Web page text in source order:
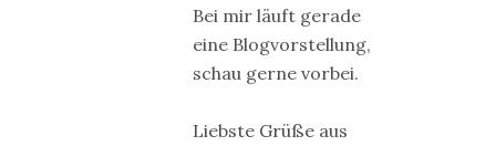
Bei mir läuft gerade
eine Blogvorstellung,
schau gerne vorbei.
Liebste Grüße aus